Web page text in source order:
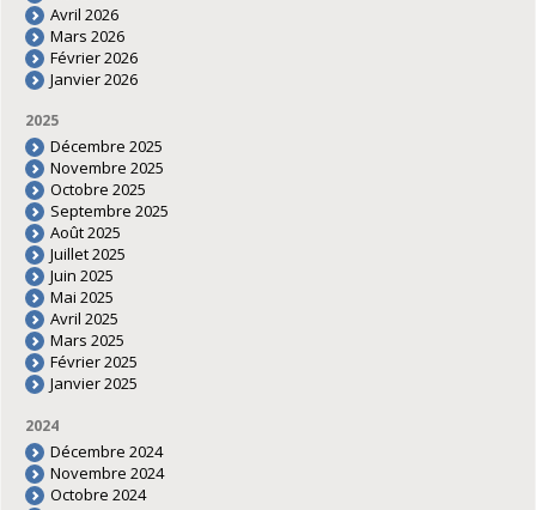
Avril 2026
Mars 2026
Février 2026
Janvier 2026
2025
Décembre 2025
Novembre 2025
Octobre 2025
Septembre 2025
Août 2025
Juillet 2025
Juin 2025
Mai 2025
Avril 2025
Mars 2025
Février 2025
Janvier 2025
2024
Décembre 2024
Novembre 2024
Octobre 2024